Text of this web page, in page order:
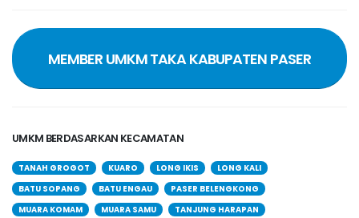
MEMBER UMKM TAKA KABUPATEN PASER
UMKM BERDASARKAN KECAMATAN
TANAH GROGOT KUARO LONG IKIS
LONG KALI
BATU SOPANG
BATU ENGAU
PASER BELENGKONG
MUARA KOMAM
MUARA SAMU TANJUNG HARAPAN